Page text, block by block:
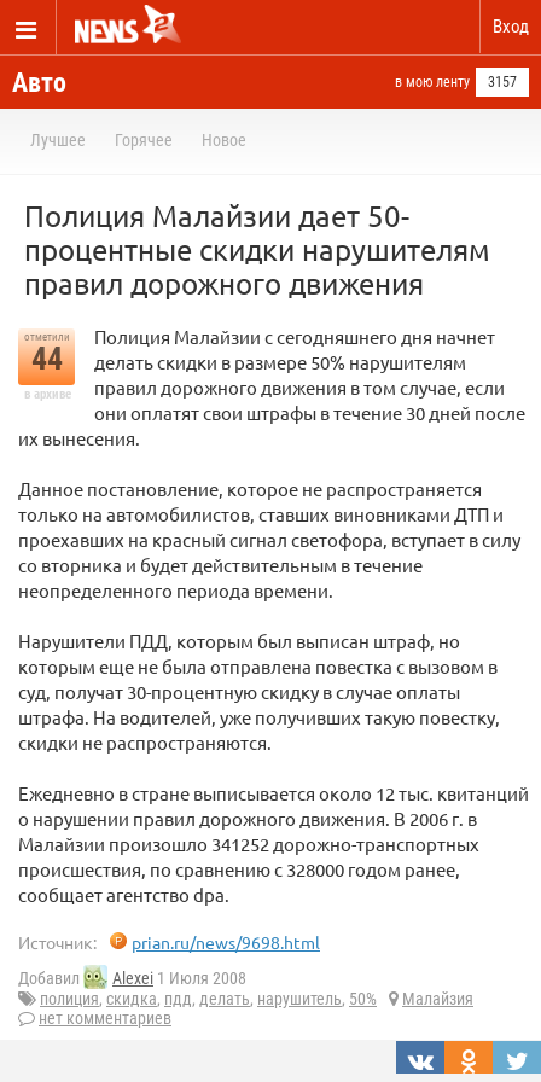
Вход
Авто в мою ленту 3157
Лучшее Горячее Новое
Полиция Малайзии дает 50-
процентные скидки нарушителям
правил дорожного движения
отметили
44
в архиве
Полиция Малайзии с сегодняшнего дня начнет
делать скидки в размере 50% нарушителям
правил дорожного движения в том случае, если
они оплатят свои штрафы в течение 30 дней после
их вынесения.
Данное постановление, которое не распространяется
только на автомобилистов, ставших виновниками ДТП и
проехавших на красный сигнал светофора, вступает в силу
со вторника и будет действительным в течение
неопределенного периода времени.
Нарушители ПДД, которым был выписан штраф, но
которым еще не была отправлена повестка с вызовом в
суд, получат 30-процентную скидку в случае оплаты
штрафа. На водителей, уже получивших такую повестку,
скидки не распространяются.
Ежедневно в стране выписывается около 12 тыс. квитанций
о нарушении правил дорожного движения. В 2006 г. в
Малайзии произошло 341252 дорожно-транспортных
происшествия, по сравнению с 328000 годом ранее,
сообщает агентство dpa.
Источник: prian.ru/news/9698.html
Добавил Alexei 1 Июля 2008
полиция, скидка, пдд, делать, нарушитель, 50%
Малайзия
нет комментариев